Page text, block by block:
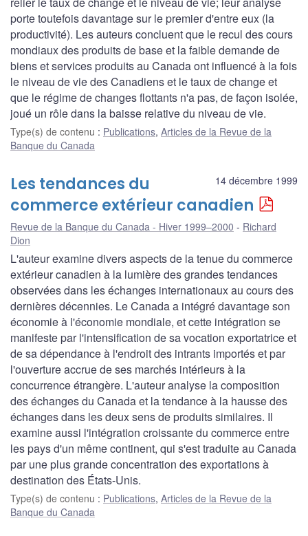
porte toutefois davantage sur le premier d'entre eux (la
productivité). Les auteurs concluent que le recul des cours
mondiaux des produits de base et la faible demande de
biens et services produits au Canada ont influencé à la fois
le niveau de vie des Canadiens et le taux de change et
que le régime de changes flottants n'a pas, de façon isolée,
joué un rôle dans la baisse relative du niveau de vie.
Type(s) de contenu : Publications, Articles de la Revue de la
Banque du Canada
14 décembre 1999
Les tendances du
commerce extérieur canadien
Revue de la Banque du Canada - Hiver 1999–2000
Richard
Dion
L'auteur examine divers aspects de la tenue du commerce
extérieur canadien à la lumière des grandes tendances
observées dans les échanges internationaux au cours des
dernières décennies. Le Canada a intégré davantage son
économie à l'économie mondiale, et cette intégration se
manifeste par l'intensification de sa vocation exportatrice et
de sa dépendance à l'endroit des intrants importés et par
l'ouverture accrue de ses marchés intérieurs à la
concurrence étrangère. L'auteur analyse la composition
des échanges du Canada et la tendance à la hausse des
échanges dans les deux sens de produits similaires. Il
examine aussi l'intégration croissante du commerce entre
les pays d'un même continent, qui s'est traduite au Canada
par une plus grande concentration des exportations à
destination des États-Unis.
Type(s) de contenu : Publications, Articles de la Revue de la
Banque du Canada